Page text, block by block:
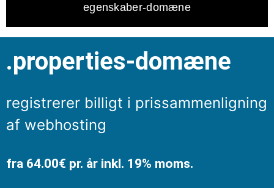
egenskaber-domæne
.properties-domæne
registrerer billigt i prissammenligning
af webhosting
fra 64.00€ pr. år inkl. 19% moms.